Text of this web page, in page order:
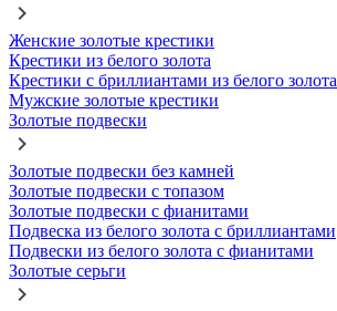
Женские золотые крестики
Крестики из белого золота
Крестики с бриллиантами из белого золота
Мужские золотые крестики
Золотые подвески
Золотые подвески без камней
Золотые подвески с топазом
Золотые подвески с фианитами
Подвеска из белого золота с бриллиантами
Подвески из белого золота с фианитами
Золотые серьги